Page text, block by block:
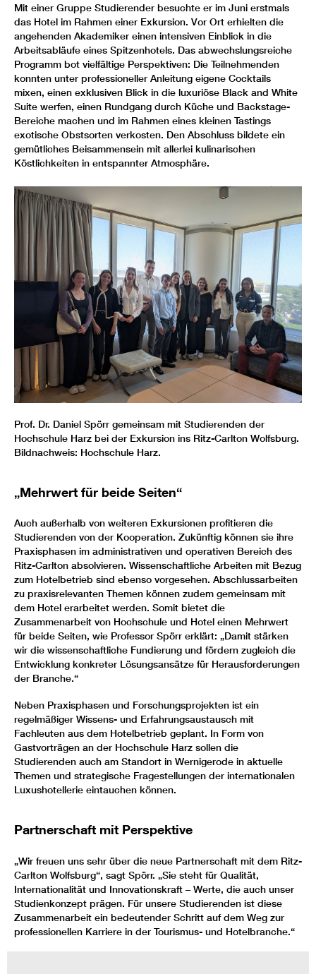
Mit einer Gruppe Studierender besuchte er im Juni erstmals
das Hotel im Rahmen einer Exkursion. Vor Ort erhielten die
angehenden Akademiker einen intensiven Einblick in die
Arbeitsabläufe eines Spitzenhotels. Das abwechslungsreiche
Programm bot vielfältige Perspektiven: Die Teilnehmenden
konnten unter professioneller Anleitung eigene Cocktails
mixen, einen exklusiven Blick in die luxuriöse Black and White
Suite werfen, einen Rundgang durch Küche und Backstage-
Bereiche machen und im Rahmen eines kleinen Tastings
exotische Obstsorten verkosten. Den Abschluss bildete ein
gemütliches Beisammensein mit allerlei kulinarischen
Köstlichkeiten in entspannter Atmosphäre.
Prof. Dr. Daniel Spörr gemeinsam mit Studierenden der
Hochschule Harz bei der Exkursion ins Ritz-Carlton Wolfsburg.
Bildnachweis: Hochschule Harz.
„Mehrwert für beide Seiten“
Auch außerhalb von weiteren Exkursionen profitieren die
Studierenden von der Kooperation. Zukünftig können sie ihre
Praxisphasen im administrativen und operativen Bereich des
Ritz-Carlton absolvieren. Wissenschaftliche Arbeiten mit Bezug
zum Hotelbetrieb sind ebenso vorgesehen. Abschlussarbeiten
zu praxisrelevanten Themen können zudem gemeinsam mit
dem Hotel erarbeitet werden. Somit bietet die
Zusammenarbeit von Hochschule und Hotel einen Mehrwert
für beide Seiten, wie Professor Spörr erklärt: „Damit stärken
wir die wissenschaftliche Fundierung und fördern zugleich die
Entwicklung konkreter Lösungsansätze für Herausforderungen
der Branche.“
Neben Praxisphasen und Forschungsprojekten ist ein
regelmäßiger Wissens- und Erfahrungsaustausch mit
Fachleuten aus dem Hotelbetrieb geplant. In Form von
Gastvorträgen an der Hochschule Harz sollen die
Studierenden auch am Standort in Wernigerode in aktuelle
Themen und strategische Fragestellungen der internationalen
Luxushotellerie eintauchen können.
Partnerschaft mit Perspektive
„Wir freuen uns sehr über die neue Partnerschaft mit dem Ritz-
Carlton Wolfsburg“, sagt Spörr. „Sie steht für Qualität,
Internationalität und Innovationskraft – Werte, die auch unser
Studienkonzept prägen. Für unsere Studierenden ist diese
Zusammenarbeit ein bedeutender Schritt auf dem Weg zur
professionellen Karriere in der Tourismus- und Hotelbranche.“